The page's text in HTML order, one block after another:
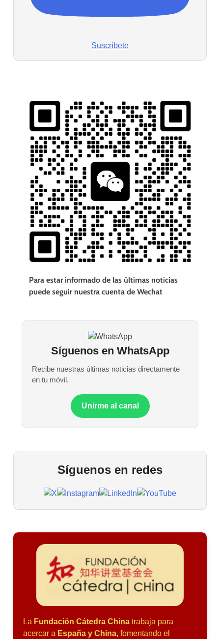
Suscríbete
Para estar informado de las últimas noticias
puede seguir nuestra cuenta de Wechat
Síguenos en WhatsApp
Recibe nuestras últimas noticias directamente
en tu móvil.
Unirme al canal
Síguenos en redes
La Fundación Cátedra China trabaja para
acercar a España y China, fomentando el